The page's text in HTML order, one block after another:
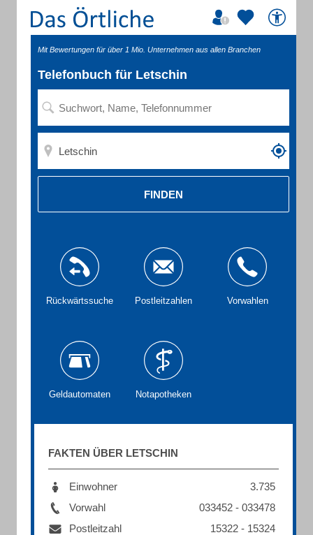
Mit Bewertungen für über 1 Mio. Unternehmen aus allen Branchen
Telefonbuch für Letschin
FINDEN
Rückwärtssuche Postleitzahlen Vorwahlen
Geldautomaten Notapotheken
FAKTEN ÜBER LETSCHIN
Einwohner
3.735
Vorwahl
033452 - 033478
Postleitzahl
15322 - 15324